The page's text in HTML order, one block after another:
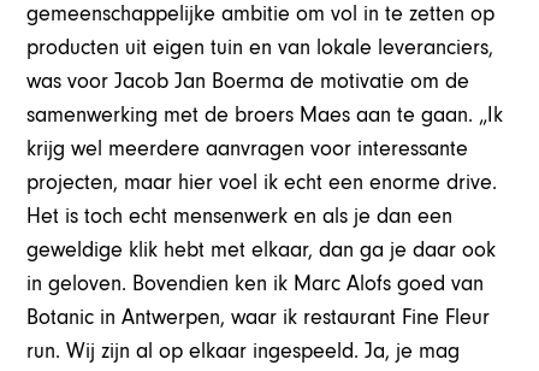
gemeenschappelijke ambitie om vol in te zetten op
producten uit eigen tuin en van lokale leveranciers,
was voor Jacob Jan Boerma de motivatie om de
samenwerking met de broers Maes aan te gaan. „Ik
krijg wel meerdere aanvragen voor interessante
projecten, maar hier voel ik echt een enorme drive.
Het is toch echt mensenwerk en als je dan een
geweldige klik hebt met elkaar, dan ga je daar ook
in geloven. Bovendien ken ik Marc Alofs goed van
Botanic in Antwerpen, waar ik restaurant Fine Fleur
run. Wij zijn al op elkaar ingespeeld. Ja, je mag